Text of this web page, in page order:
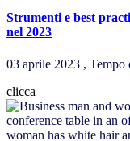
Strumenti e best
nel 2023
03 aprile 2023 ,
clicca